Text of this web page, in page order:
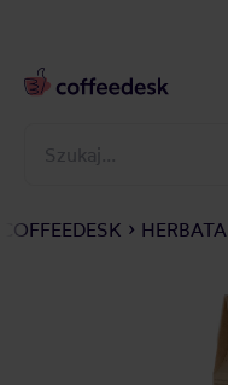
COFFEEDESK HERBATA